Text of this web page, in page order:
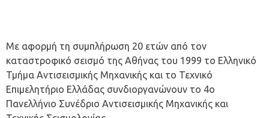
Με αφορμή τη συμπλήρωση 20 ετών από τον
καταστροφικό σεισμό της Αθήνας του 1999 το Ελληνικό
Τμήμα Αντισεισμικής Μηχανικής και το Τεχνικό
Επιμελητήριο Ελλάδας συνδιοργανώνουν το 4ο
Πανελλήνιο Συνέδριο Αντισεισμικής Μηχανικής και